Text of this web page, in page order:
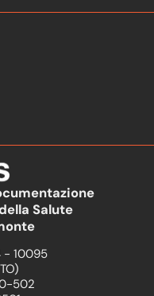
Salute
- 10095
502